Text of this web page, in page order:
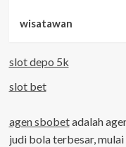
wisatawan
slot depo 5k
slot bet
agen sbobetadalah
judi bola terbesar,